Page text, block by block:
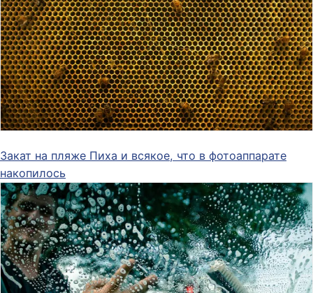
Закат на пляже Пиха и всякое, что в фотоаппарате
накопилось